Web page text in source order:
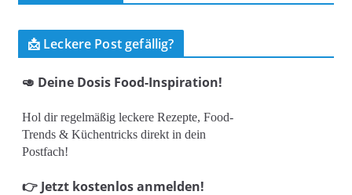
📩 Leckere Post gefällig?
🥑 Deine Dosis Food-Inspiration!
Hol dir regelmäßig leckere Rezepte, Food-
Trends & Küchentricks direkt in dein
Postfach!
👉 Jetzt kostenlos anmelden!